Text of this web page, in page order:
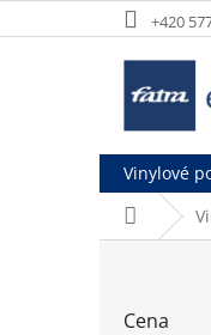
na
+420
Vinylové
Domů
Cena